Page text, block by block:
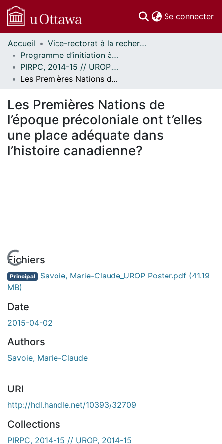
Se connecter
Communautés
et collections
Parcourir
Statistiques
À propos
Accueil
Vice-rectorat à la recherche // Office of the V-P, Research
Programme d’initiation à la recherche au premier cycle (PIRPC) // Undergraduate Research Opportunity Program (UROP)
PIRPC, 2014-15 // UROP, 2014-15
Les Premières Nations de l’époque précoloniale ont t’elles une place adéquate dans l’histoire canadienne?
Les Premières Nations de
l’époque précoloniale ont t’elles
une place adéquate dans
l’histoire canadienne?
En cours de chargement...
Fichiers
Principal Savoie, Marie-Claude_UROP Poster.pdf (41.19
MB)
Date
2015-04-02
Authors
Savoie, Marie-Claude
URI
http://hdl.handle.net/10393/32709
Collections
PIRPC, 2014-15 // UROP, 2014-15